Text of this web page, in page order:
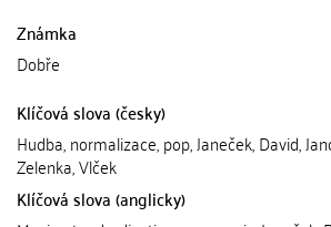
Známka
Dobře
Klíčová slova (česky)
Hudba, normalizace, pop, Janeček, David,
Zelenka, Vlček
Klíčová slova (anglicky)